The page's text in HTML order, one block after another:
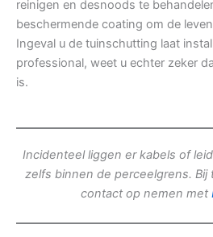
reinigen en desnoods te
beschermende coating om de
Ingeval u de tuinschutting laat
professional, weet u echter zeker
is.
Incidenteel liggen er kabels of
zelfs binnen de perceelgrens.
contact op nemen met